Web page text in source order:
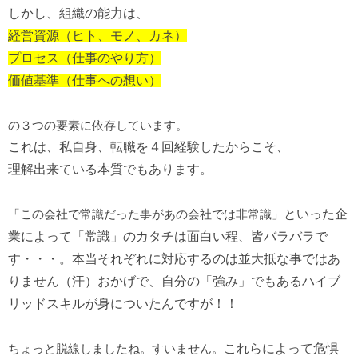
しかし、組織の能力は、
経営資源（ヒト、モノ、カネ）
プロセス（仕事のやり方）
価値基準（仕事への想い）
の３つの要素に依存しています。
これは、私自身、転職を４回経験したからこそ、
理解出来ている本質でもあります。
「この会社で常識だった事があの会社では非常識」
といった企
業によって「常識」のカタチは面白い程、皆バラバラで
す・・・。 本当それぞれに対応するのは並大抵な事ではあ
りません（汗） おかげで、自分の「強み」でもあるハイブ
リッドスキルが身についたんですが！！
ちょっと脱線しましたね。すいません。 これらによって危惧